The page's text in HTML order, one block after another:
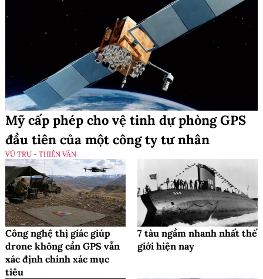
Mỹ cấp phép cho vệ tinh dự phòng GPS
đầu tiên của một công ty tư nhân
VŨ TRỤ - THIÊN VĂN
Công nghệ thị giác giúp
drone không cần GPS vẫn
xác định chính xác mục
tiêu
7 tàu ngầm nhanh nhất thế
giới hiện nay